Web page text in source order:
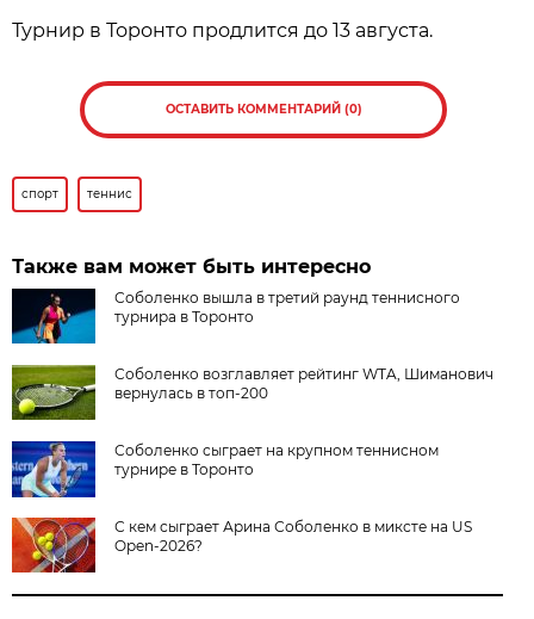
Турнир в Торонто продлится до 13 августа.
ОСТАВИТЬ КОММЕНТАРИЙ (0)
спорт теннис
Также вам может быть интересно
Соболенко вышла в третий раунд теннисного
турнира в Торонто
Соболенко возглавляет рейтинг WTA, Шиманович
вернулась в топ-200
Соболенко сыграет на крупном теннисном
турнире в Торонто
С кем сыграет Арина Соболенко в миксте на US
Open-2026?